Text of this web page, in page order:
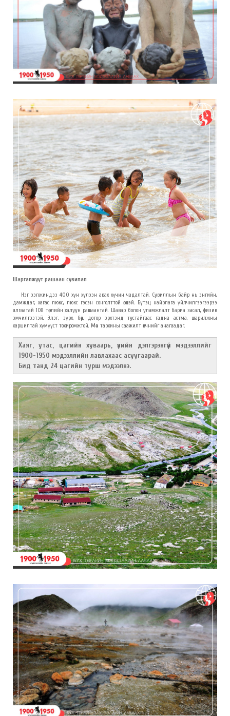
Шаргалжуут рашаан сувилал
Нэг ээлжиндээ 400 хүн хүлээн авах хүчин чадалтай. Сувиллын байр нь энгийн,
дамждаг, хагас люкс, люкс гэсэн сонголттой өрөөтэй. Бүтэц найрлага үйлчилгээгээрээ
ялгаатай 108 төрлийн халуун рашаантай. Шавар болон уламжлалт бариа засал, физик
эмчилгээтэй. Элэг, зүрх, бөөр, дотор эрхтэнд тустайгаас гадна астма, шарилжны
харшилтай хүмүүст тохиромжтой. Мөн тархины саажилт өвчнийг анагаадаг.
Хаяг, утас, цагийн хуваарь, үнийн дэлгэрэнгүй мэдээллийг
1900-1950 мэдээллийн лавлахаас асуугаарай.
Бид танд 24 цагийн турш мэдээлнэ.